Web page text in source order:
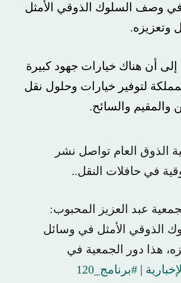
في وصف السلوك الذوقي الأمثل
وتعزيزه.
أن هناك خيارات جهود كبيرة
لتوفير خيارات وحلول نقل
والمقيم والسائح.
الذوق العام تواصل نشر
في حافلات النقل..
عبد العزيز المحبوب:
الذوقي الأمثل في وسائل
هذا دور الجمعية في
| #برنامج_120